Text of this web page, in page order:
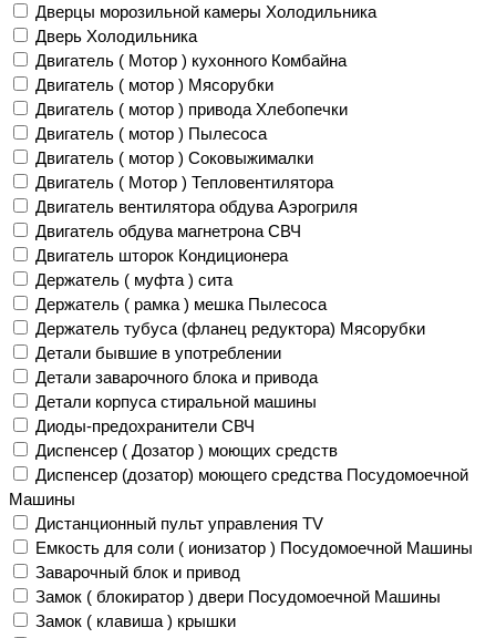
Дверцы морозильной камеры Холодильника
Дверь Холодильника
Двигатель ( Мотор ) кухонного Комбайна
Двигатель ( мотор ) Мясорубки
Двигатель ( мотор ) привода Хлебопечки
Двигатель ( мотор ) Пылесоса
Двигатель ( мотор ) Соковыжималки
Двигатель ( Мотор ) Тепловентилятора
Двигатель вентилятора обдува Аэрогриля
Двигатель обдува магнетрона СВЧ
Двигатель шторок Кондиционера
Держатель ( муфта ) сита
Держатель ( рамка ) мешка Пылесоса
Держатель тубуса (фланец редуктора) Мясорубки
Детали бывшие в употреблении
Детали заварочного блока и привода
Детали корпуса стиральной машины
Диоды-предохранители СВЧ
Диспенсер ( Дозатор ) моющих средств
Диспенсер (дозатор) моющего средства Посудомоечной
Машины
Дистанционный пульт управления TV
Емкость для соли ( ионизатор ) Посудомоечной Машины
Заварочный блок и привод
Замок ( блокиратор ) двери Посудомоечной Машины
Замок ( клавиша ) крышки